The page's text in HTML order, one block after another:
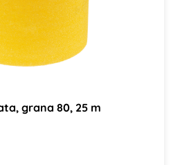
grana 80, 25 m